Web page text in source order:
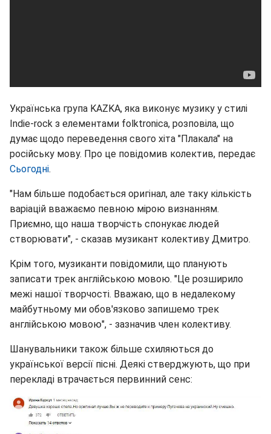
Українська група KAZKA, яка виконує музику у стилі
Indie-rock з елементами folktronica, розповіла, що
думає щодо переведення свого хіта "Плакала" на
російську мову. Про це повідомив колектив, передає
Сьогодні.
"Нам більше подобається оригінал, але таку кількість
варіацій вважаємо певною мірою визнанням.
Приємно, що наша творчість спонукає людей
створювати", - сказав музикант колективу Дмитро.
Крім того, музиканти повідомили, що планують
записати трек англійською мовою. "Це розширило
межі нашої творчості. Вважаю, що в недалекому
майбутньому ми обов'язково запишемо трек
англійською мовою", - зазначив член колективу.
Шанувальники також більше схиляються до
української версії пісні. Деякі стверджують, що при
перекладі втрачається первинний сенс: